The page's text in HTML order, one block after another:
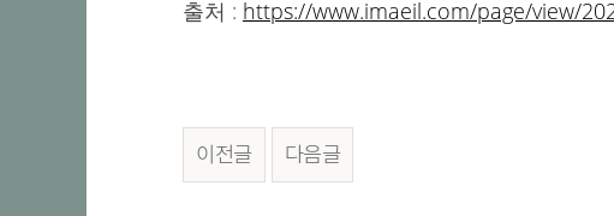
출처 : https://www.imaeil.com/page/view/
이전글 다음글